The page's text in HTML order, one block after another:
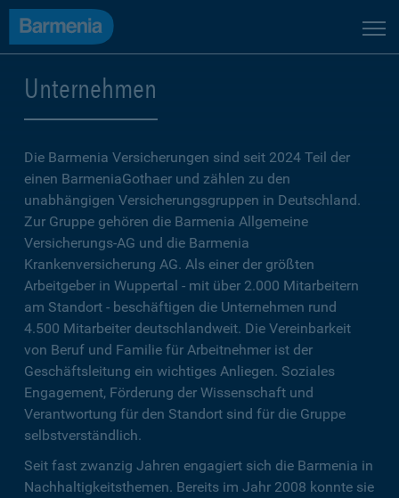
Unternehmen
Die Barmenia Versicherungen sind seit 2024 Teil der
einen BarmeniaGothaer und zählen zu den
unabhängigen Versicherungsgruppen in Deutschland.
Zur Gruppe gehören die Barmenia Allgemeine
Versicherungs-AG und die Barmenia
Krankenversicherung AG. Als einer der größten
Arbeitgeber in Wuppertal - mit über 2.000 Mitarbeitern
am Standort - beschäftigen die Unternehmen rund
4.500 Mitarbeiter deutschlandweit. Die Vereinbarkeit
von Beruf und Familie für Arbeitnehmer ist der
Geschäftsleitung ein wichtiges Anliegen. Soziales
Engagement, Förderung der Wissenschaft und
Verantwortung für den Standort sind für die Gruppe
selbstverständlich.
Seit fast zwanzig Jahren engagiert sich die Barmenia in
Nachhaltigkeitsthemen. Bereits im Jahr 2008 konnte sie